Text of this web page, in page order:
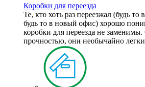
Коробки для переезда
Те, кто хоть раз переезжал (будь то
будь то в новый офис) хорошо
коробки для переезда не
прочностью, они необычайно